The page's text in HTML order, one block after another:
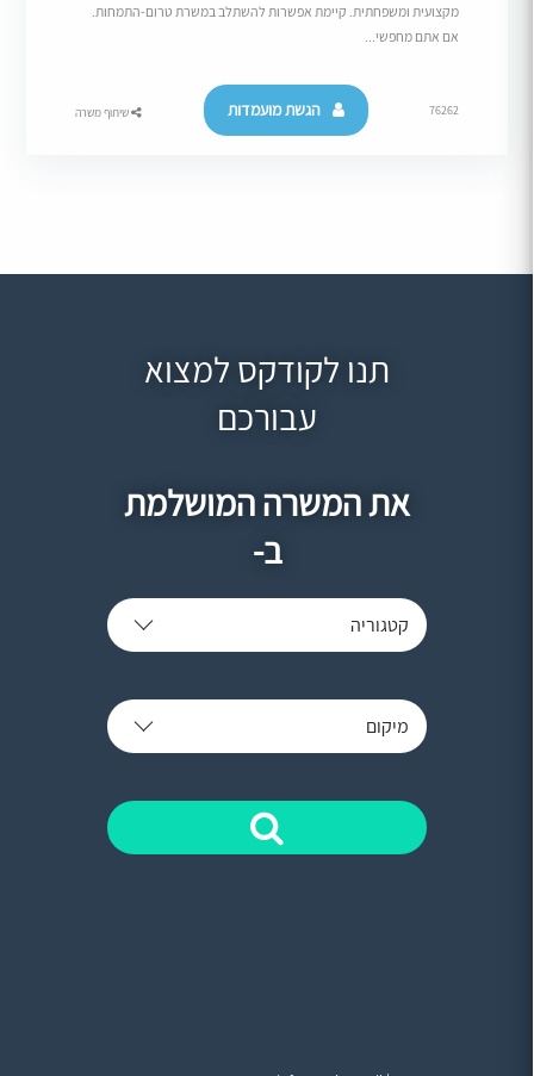
מקצועית ומשפחתית. קיימת אפשרות להשתלב במשרת טרום-התמחות.
אם אתם מחפשי...
76262 הגשת מועמדות שיתוף משרה
תנו לקודקס למצוא
עבורכם
את המשרה המושלמת
ב-
קטגוריה
מיקום